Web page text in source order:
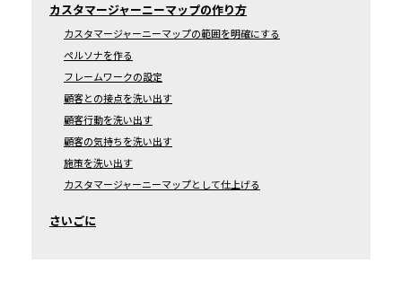
カスタマージャーニーマップの作り方
カスタマージャーニーマップの範囲を明確にする
ペルソナを作る
フレームワークの設定
顧客との接点を洗い出す
顧客行動を洗い出す
顧客の気持ちを洗い出す
施策を洗い出す
カスタマージャーニーマップとして仕上げる
さいごに